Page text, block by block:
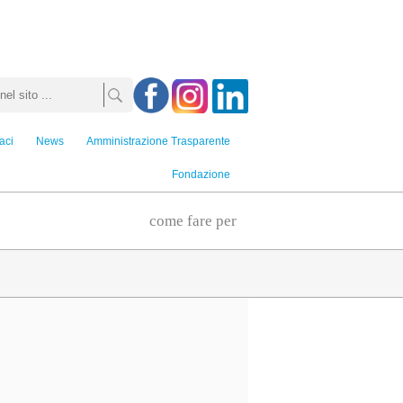
News Amministrazione Trasparente
Fondazione
come fare per